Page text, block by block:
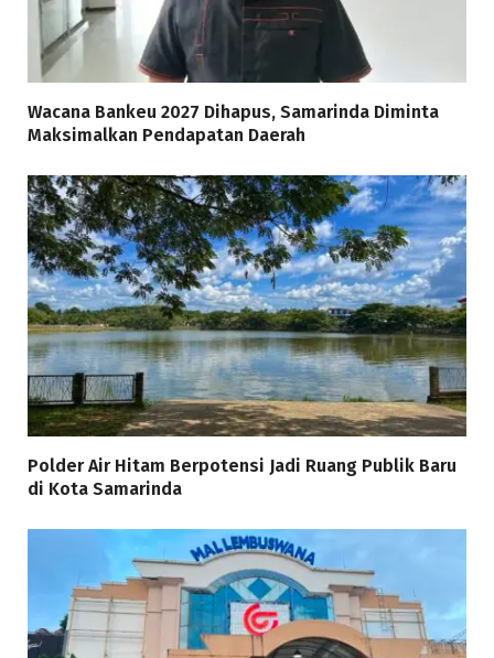
Wacana Bankeu 2027 Dihapus, Samarinda Diminta
Maksimalkan Pendapatan Daerah
Polder Air Hitam Berpotensi Jadi Ruang Publik Baru
di Kota Samarinda